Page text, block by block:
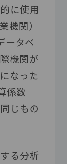
に使用
機関）
ータベ
機関が
なった
係数
じもの
る分析